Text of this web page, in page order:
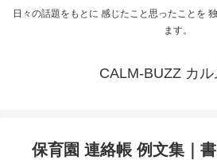
日々の話題をもとに 感じたこと思ったことを
ます。
CALM-BUZZ カ
保育園 連絡帳 例文集｜